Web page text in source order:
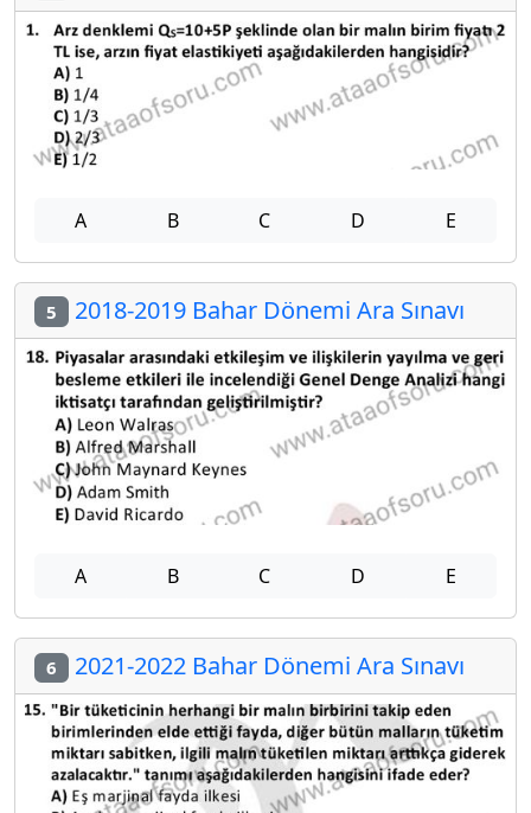
A B C D E
5 2018-2019 Bahar Dönemi Ara Sınavı
A B C D E
6 2021-2022 Bahar Dönemi Ara Sınavı